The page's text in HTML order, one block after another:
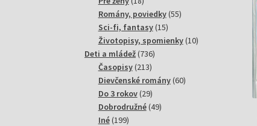
produktov
Romány, poviedky 5555
Sci-fi, fantasy 1515
produktov
Životopisy, spomienky 1010
Deti a mládež 736736
Časopisy 213213
produktov
Dievčenské romány 6060
Do 3 rokov 2929
produktov
Dobrodružné 4949
Iné 199199